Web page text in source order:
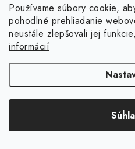
Používame súbory cookie,
pohodlné prehliadanie
neustále zlepšovali jej
informácií
Skladom
€4,39
DO KOŠÍKA
v